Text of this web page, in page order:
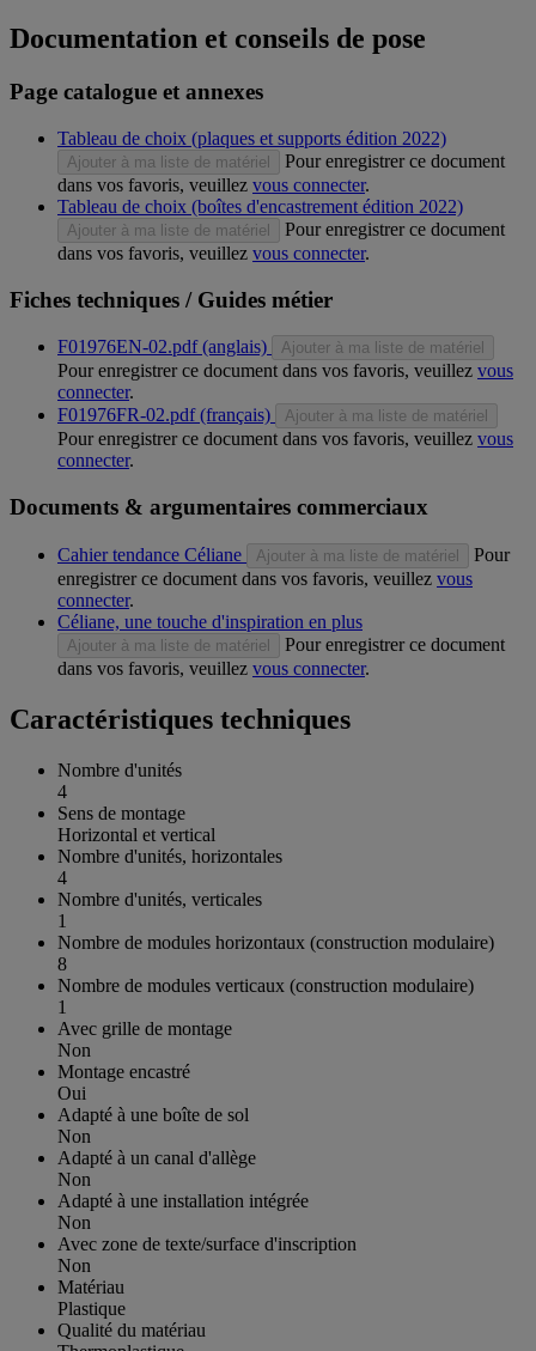
Documentation et conseils de pose
Page catalogue et annexes
Tableau de choix (plaques et supports édition 2022)
Ajouter à ma liste de matériel
Pour enregistrer ce document
dans vos favoris, veuillez vous connecter.
Tableau de choix (boîtes d'encastrement édition 2022)
Ajouter à ma liste de matériel
Pour enregistrer ce document
dans vos favoris, veuillez vous connecter.
Fiches techniques / Guides métier
F01976EN-02.pdf (anglais) Ajouter à ma liste de matériel
Pour enregistrer ce document dans vos favoris, veuillez vous
connecter.
F01976FR-02.pdf (français)
Ajouter à ma liste de matériel
Pour enregistrer ce document dans vos favoris, veuillez vous
connecter.
Documents & argumentaires commerciaux
Cahier tendance Céliane Ajouter à ma liste de matériel
Pour
enregistrer ce document dans vos favoris, veuillez vous
connecter.
Céliane, une touche d'inspiration en plus
Ajouter à ma liste de matériel
Pour enregistrer ce document
dans vos favoris, veuillez vous connecter.
Caractéristiques techniques
Nombre d'unités
4
Sens de montage
Horizontal et vertical
Nombre d'unités, horizontales
4
Nombre d'unités, verticales
1
Nombre de modules horizontaux (construction modulaire)
8
Nombre de modules verticaux (construction modulaire)
1
Avec grille de montage
Non
Montage encastré
Oui
Adapté à une boîte de sol
Non
Adapté à un canal d'allège
Non
Adapté à une installation intégrée
Non
Avec zone de texte/surface d'inscription
Non
Matériau
Plastique
Qualité du matériau